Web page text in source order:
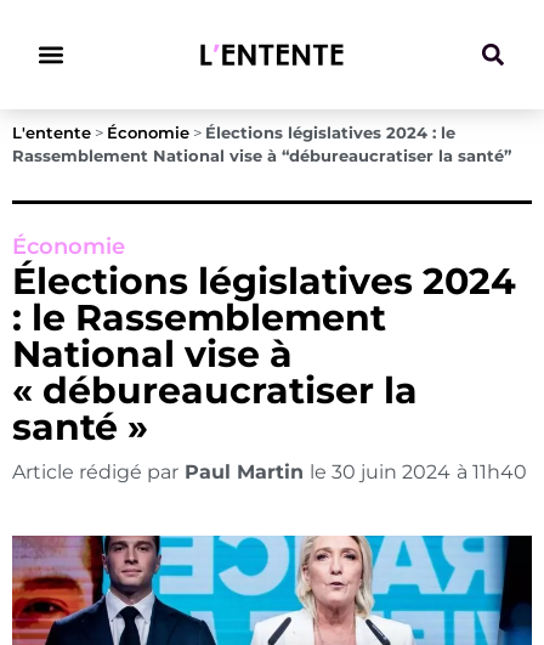
L'entente > Économie > Élections législatives 2024 : le
Rassemblement National vise à “débureaucratiser la santé”
Économie
Élections législatives 2024
: le Rassemblement
National vise à
« débureaucratiser la
santé »
Article rédigé par Paul Martin le 30 juin 2024 à 11h40